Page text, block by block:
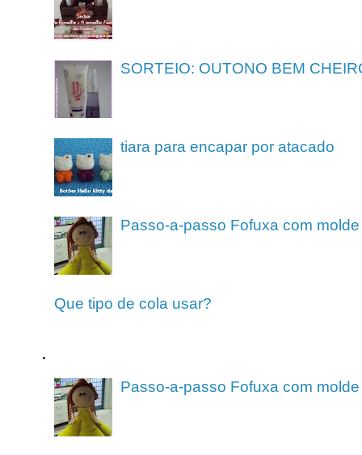
SORTEIO: OUTONO BEM
tiara para encapar por atacado
Passo-a-passo Fofuxa com molde
Que tipo de cola usar?
.
Passo-a-passo Fofuxa com molde